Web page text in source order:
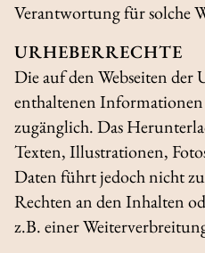
Verantwortung für solche
URHEBERRECHTE
Die auf den Webseiten der
enthaltenen
zugänglich. Das
Texten, Illustrationen,
Daten führt jedoch nicht
Rechten an den Inhalten
z.B. einer